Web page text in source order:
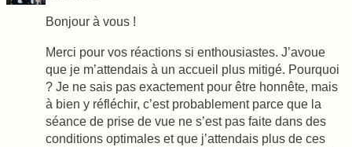
Bonjour à vous !
Merci pour vos réactions si enthousiastes. J’avoue
que je m’attendais à un accueil plus mitigé. Pourquoi
? Je ne sais pas exactement pour être honnête, mais
à bien y réfléchir, c’est probablement parce que la
séance de prise de vue ne s’est pas faite dans des
conditions optimales et que j’attendais plus de ces